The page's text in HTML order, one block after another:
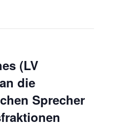
(LV
die
Sprecher